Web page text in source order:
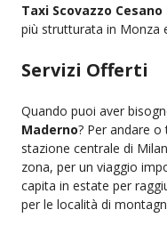
Taxi Scovazzo
più strutturata in Monza
Servizi Offerti
Quando puoi aver
Maderno? Per andare
stazione centrale di
zona, per un viaggio
capita in estate per
per le località di